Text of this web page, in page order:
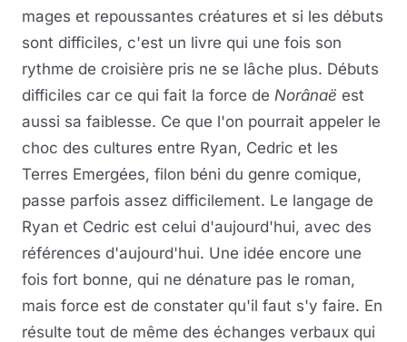
mages et repoussantes créatures et si les débuts
sont difficiles, c'est un livre qui une fois son
rythme de croisière pris ne se lâche plus. Débuts
difficiles car ce qui fait la force de Norânaë est
aussi sa faiblesse. Ce que l'on pourrait appeler le
choc des cultures entre Ryan, Cedric et les
Terres Emergées, filon béni du genre comique,
passe parfois assez difficilement. Le langage de
Ryan et Cedric est celui d'aujourd'hui, avec des
références d'aujourd'hui. Une idée encore une
fois fort bonne, qui ne dénature pas le roman,
mais force est de constater qu'il faut s'y faire. En
résulte tout de même des échanges verbaux qui